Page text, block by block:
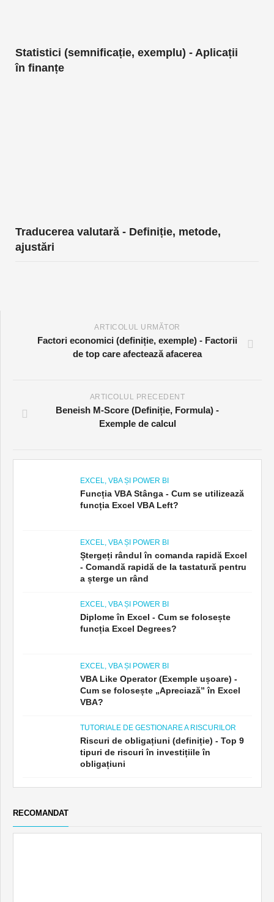
Statistici (semnificație, exemplu) - Aplicații
în finanțe
Traducerea valutară - Definiție, metode,
ajustări
ARTICOLUL URMĂTOR
Factori economici (definiție, exemple) - Factorii
de top care afectează afacerea
ARTICOLUL PRECEDENT
Beneish M-Score (Definiție, Formula) -
Exemple de calcul
EXCEL, VBA ȘI POWER BI
Funcția VBA Stânga - Cum se utilizează
funcția Excel VBA Left?
EXCEL, VBA ȘI POWER BI
Ștergeți rândul în comanda rapidă Excel
- Comandă rapidă de la tastatură pentru
a șterge un rând
EXCEL, VBA ȘI POWER BI
Diplome în Excel - Cum se folosește
funcția Excel Degrees?
EXCEL, VBA ȘI POWER BI
VBA Like Operator (Exemple ușoare) -
Cum se folosește „Apreciază” în Excel
VBA?
TUTORIALE DE GESTIONARE A RISCURILOR
Riscuri de obligațiuni (definiție) - Top 9
tipuri de riscuri în investițiile în
obligațiuni
RECOMANDAT